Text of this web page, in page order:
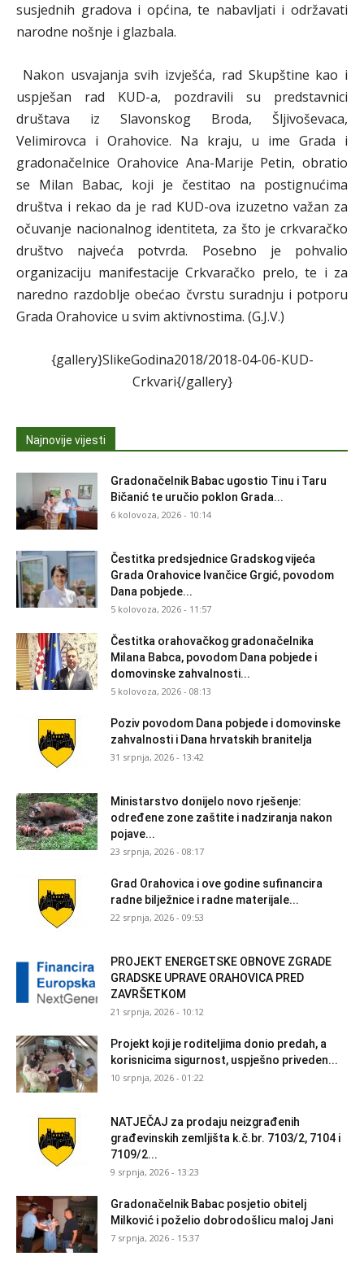
susjednih gradova i općina, te nabavljati i održavati
narodne nošnje i glazbala.
Nakon usvajanja svih izvješća, rad Skupštine kao i
uspješan rad KUD-a, pozdravili su predstavnici
društava iz Slavonskog Broda, Šljivoševaca,
Velimirovca i Orahovice. Na kraju, u ime Grada i
gradonačelnice Orahovice Ana-Marije Petin, obratio
se Milan Babac, koji je čestitao na postignućima
društva i rekao da je rad KUD-ova izuzetno važan za
očuvanje nacionalnog identiteta, za što je crkvaračko
društvo najveća potvrda. Posebno je pohvalio
organizaciju manifestacije Crkvaračko prelo, te i za
naredno razdoblje obećao čvrstu suradnju i potporu
Grada Orahovice u svim aktivnostima. (G.J.V.)
{gallery}SlikeGodina2018/2018-04-06-KUD-
Crkvari{/gallery}
Najnovije vijesti
Gradonačelnik Babac ugostio Tinu i Taru
Bičanić te uručio poklon Grada...
6 kolovoza, 2026 - 10:14
Čestitka predsjednice Gradskog vijeća
Grada Orahovice Ivančice Grgić, povodom
Dana pobjede...
5 kolovoza, 2026 - 11:57
Čestitka orahovačkog gradonačelnika
Milana Babca, povodom Dana pobjede i
domovinske zahvalnosti...
5 kolovoza, 2026 - 08:13
Poziv povodom Dana pobjede i domovinske
zahvalnosti i Dana hrvatskih branitelja
31 srpnja, 2026 - 13:42
Ministarstvo donijelo novo rješenje:
određene zone zaštite i nadziranja nakon
pojave...
23 srpnja, 2026 - 08:17
Grad Orahovica i ove godine sufinancira
radne bilježnice i radne materijale...
22 srpnja, 2026 - 09:53
PROJEKT ENERGETSKE OBNOVE ZGRADE
GRADSKE UPRAVE ORAHOVICA PRED
ZAVRŠETKOM
21 srpnja, 2026 - 10:12
Projekt koji je roditeljima donio predah, a
korisnicima sigurnost, uspješno priveden...
10 srpnja, 2026 - 01:22
NATJEČAJ za prodaju neizgrađenih
građevinskih zemljišta k.č.br. 7103/2, 7104 i
7109/2...
9 srpnja, 2026 - 13:23
Gradonačelnik Babac posjetio obitelj
Milković i poželio dobrodošlicu maloj Jani
7 srpnja, 2026 - 15:37